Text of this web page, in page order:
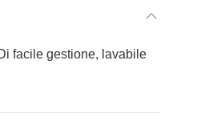
facile gestione, lavabile